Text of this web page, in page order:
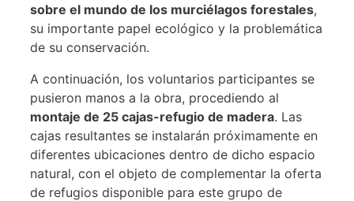
sobre el mundo de los murciélagos forestales,
su importante papel ecológico y la problemática
de su conservación.
A continuación, los voluntarios participantes se
pusieron manos a la obra, procediendo al
montaje de 25 cajas-refugio de madera. Las
cajas resultantes se instalarán próximamente en
diferentes ubicaciones dentro de dicho espacio
natural, con el objeto de complementar la oferta
de refugios disponible para este grupo de